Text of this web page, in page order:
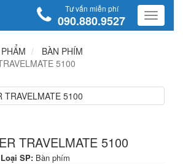
Tư vấn miễn phí
090.880.9527
BÀN PHÍM
5100
TRAVELMATE 5100
Loại SP: Bàn phím